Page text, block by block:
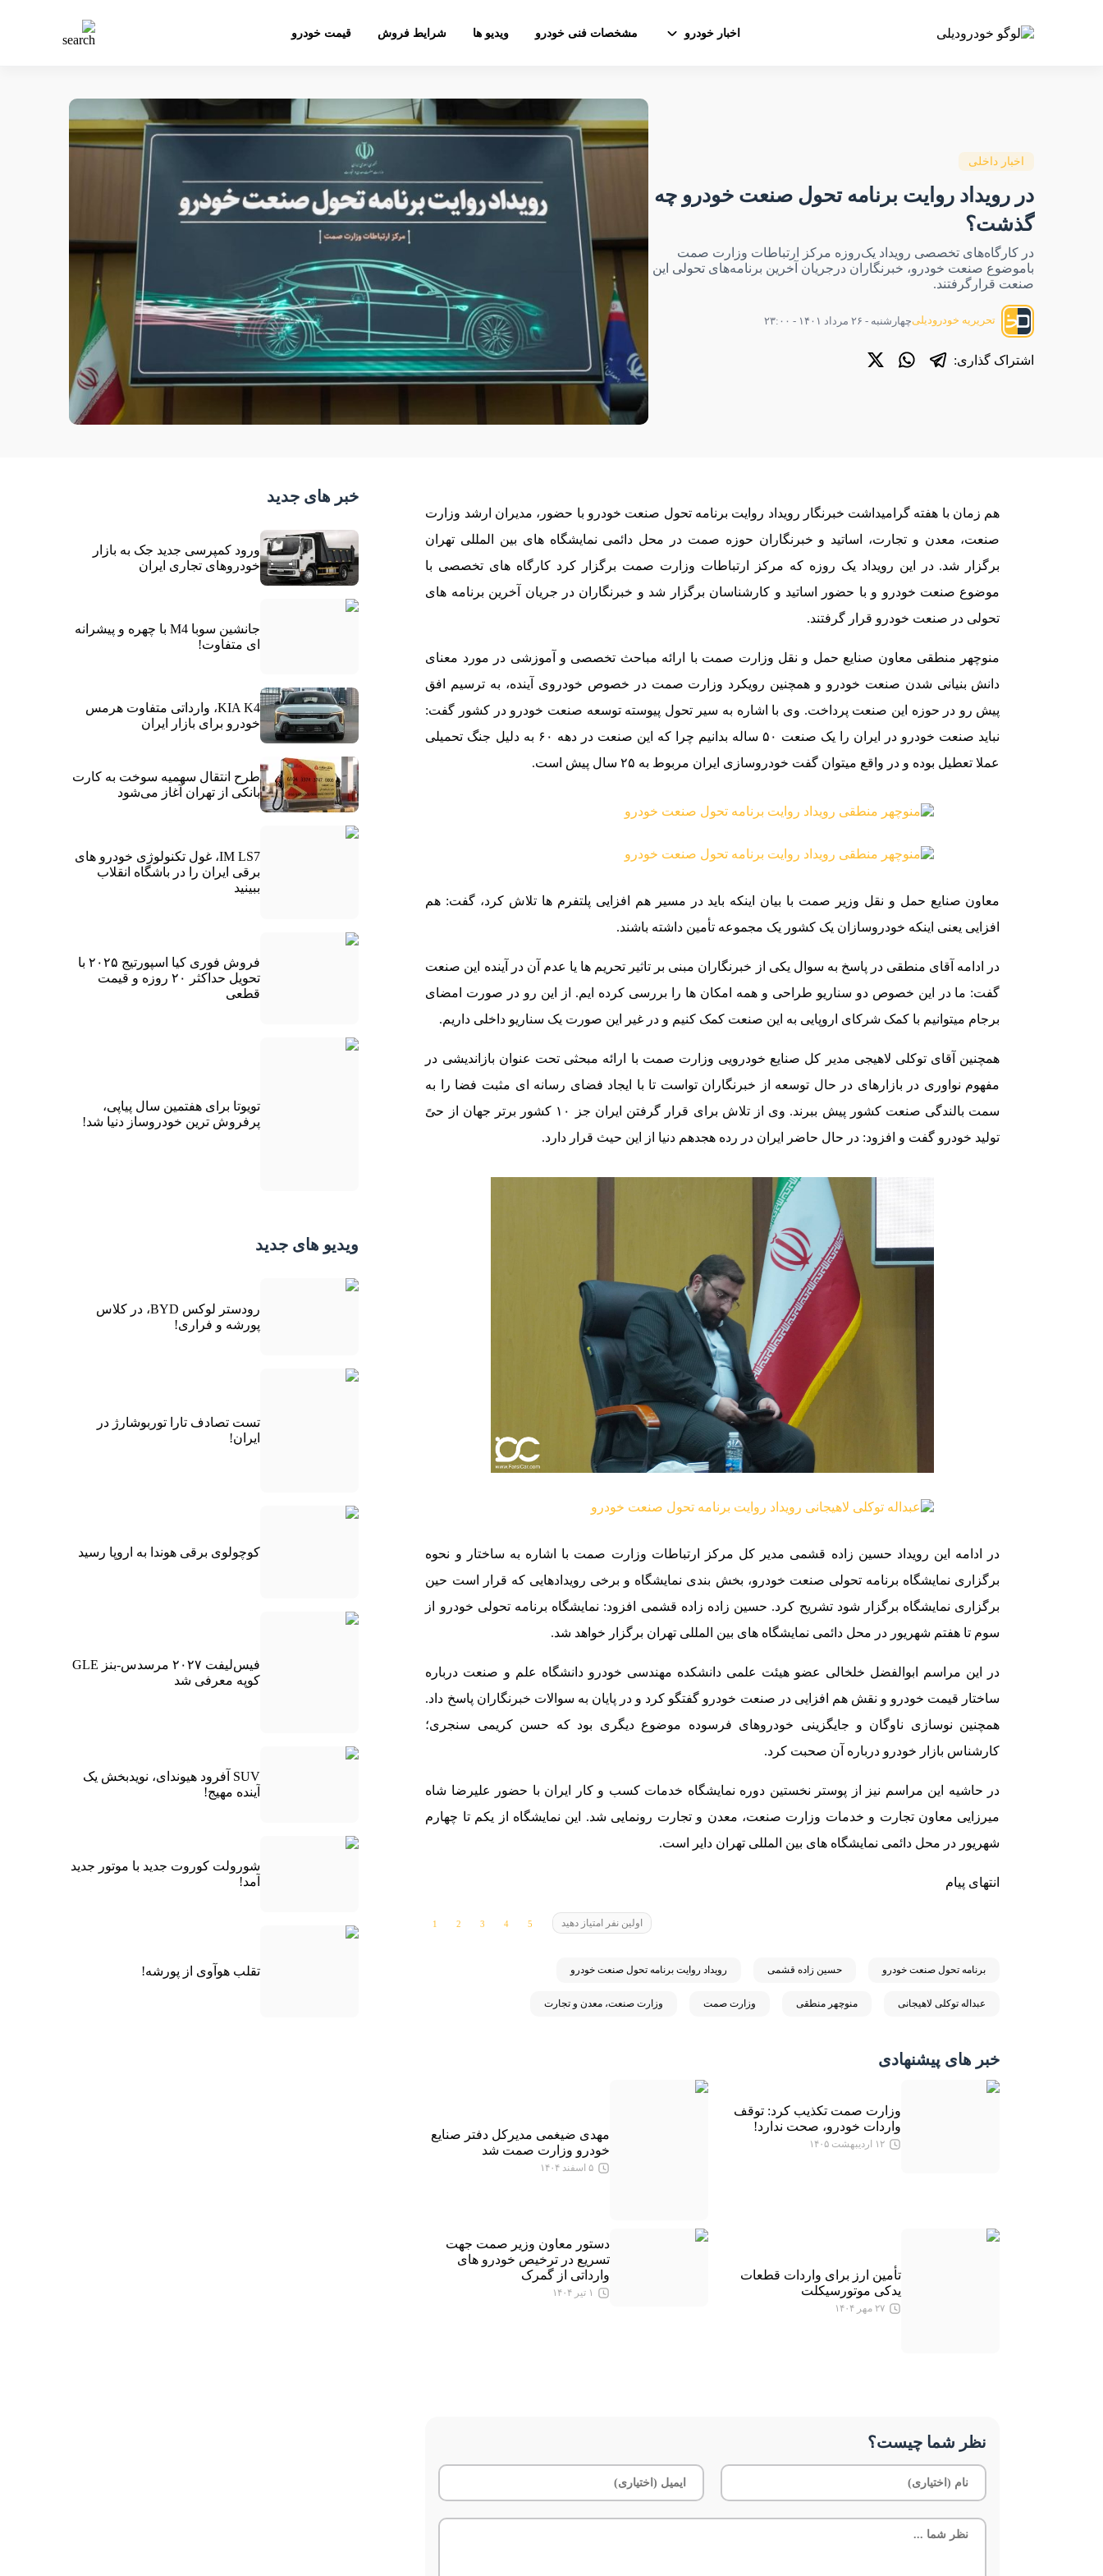
اخبار خودرو مشخصات فنی خودرو ویدیو ها شرایط فروش قیمت خودرو
اخبار داخلی
در رویداد روایت برنامه تحول صنعت خودرو چه
گذشت؟
در کارگاه‌های تخصصی رویداد یک‌روزه مرکز ارتباطات وزارت صمت
باموضوع صنعت خودرو، خبرنگاران درجریان آخرین برنامه‌های تحولی این
صنعت قرارگرفتند.
تحریریه خودرودیلیچهارشنبه - ۲۶ مرداد ۱۴۰۱ - ۲۳:۰۰
اشتراک گذاری:
هم زمان با هفته گرامیداشت خبرنگار رویداد روایت برنامه تحول صنعت خودرو با حضور، مدیران ارشد وزارت
صنعت، معدن و تجارت، اساتید و خبرنگاران حوزه صمت در محل دائمی نمایشگاه های بین المللی تهران
برگزار شد. در این رویداد یک روزه که مرکز ارتباطات وزارت صمت برگزار کرد کارگاه های تخصصی با
موضوع صنعت خودرو و با حضور اساتید و کارشناسان برگزار شد و خبرنگاران در جریان آخرین برنامه های
تحولی در صنعت خودرو قرار گرفتند.
منوچهر منطقی معاون صنایع حمل و نقل وزارت صمت با ارائه مباحث تخصصی و آموزشی در مورد معنای
دانش بنیانی شدن صنعت خودرو و همچنین رویکرد وزارت صمت در خصوص خودروی آینده، به ترسیم افق
پیش رو در حوزه این صنعت پرداخت. وی با اشاره به سیر تحول پیوسته توسعه صنعت خودرو در کشور گفت:
نباید صنعت خودرو در ایران را یک صنعت ۵۰ ساله بدانیم چرا که این صنعت در دهه ۶۰ به دلیل جنگ تحمیلی
عملا تعطیل بوده و در واقع میتوان گفت خودروسازی ایران مربوط به ۲۵ سال پیش است.
معاون صنایع حمل و نقل وزیر صمت با بیان اینکه باید در مسیر هم افزایی پلتفرم ها تلاش کرد، گفت: هم
افزایی یعنی اینکه خودروسازان یک کشور یک مجموعه تأمین داشته باشند.
در ادامه آقای منطقی در پاسخ به سوال یکی از خبرنگاران مبنی بر تاثیر تحریم ها یا عدم آن در آینده این صنعت
گفت: ما در این خصوص دو سناریو طراحی و همه امکان ها را بررسی کرده ایم. از این رو در صورت امضای
برجام میتوانیم با کمک شرکای اروپایی به این صنعت کمک کنیم و در غیر این صورت یک سناریو داخلی داریم.
همچنین آقای توکلی لاهیجی مدیر کل صنایع خودرویی وزارت صمت با ارائه مبحثی تحت عنوان بازاندیشی در
مفهوم نواوری در بازارهای در حال توسعه از خبرنگاران تواست تا با ایجاد فضای رسانه ای مثبت فضا را به
سمت بالندگی صنعت کشور پیش ببرند. وی از تلاش برای قرار گرفتن ایران جز ۱۰ کشور برتر جهان از حیً
تولید خودرو گفت و افزود: در حال حاضر ایران در رده هجدهم دنیا از این حیث قرار دارد.
در ادامه این رویداد حسین زاده قشمی مدیر کل مرکز ارتباطات وزارت صمت با اشاره به ساختار و نحوه
برگزاری نمایشگاه برنامه تحولی صنعت خودرو، بخش بندی نمایشگاه و برخی رویدادهایی که قرار است حین‌
برگزاری نمایشگاه برگزار شود تشریح کرد. حسین زاده زاده قشمی افزود: نمایشگاه برنامه تحولی خودرو از
سوم تا هفتم شهریور در محل دائمی نمایشگاه های بین المللی تهران برگزار خواهد شد.
در این مراسم ابوالفضل خلخالی عضو هیئت علمی دانشکده مهندسی خودرو دانشگاه علم و صنعت درباره
ساختار قیمت خودرو و نقش هم افزایی در صنعت خودرو گفتگو کرد و در پایان به سوالات خبرنگاران پاسخ داد.
همچنین نوسازی ناوگان و جایگزینی خودروهای فرسوده موضوع دیگری بود که حسن کریمی سنجری؛
کارشناس بازار خودرو درباره آن صحبت کرد.
در حاشیه این مراسم نیز از پوستر نخستین دوره نمایشگاه خدمات کسب و کار ایران با حضور علیرضا شاه
میرزایی معاون تجارت و خدمات وزارت صنعت، معدن و تجارت رونمایی شد. این نمایشگاه از یکم تا چهارم
شهریور در محل دائمی نمایشگاه های بین المللی تهران دایر است.
انتهای پیام
اولین نفر امتیاز دهید
برنامه تحول صنعت خودرو حسین زاده قشمی رویداد روایت برنامه تحول صنعت خودرو
عبداله توکلی لاهیجانی منوچهر منطقی وزارت صمت وزارت صنعت، معدن و تجارت
خبر های پیشنهادی
وزارت صمت تکذیب کرد: توقف
واردات خودرو، صحت ندارد!
۱۲ اردیبهشت ۱۴۰۵
مهدی ضیغمی مدیرکل دفتر صنایع
خودرو وزارت صمت شد
۵ اسفند ۱۴۰۴
تأمین ارز برای واردات قطعات
یدکی موتورسیکلت
۲۷ مهر ۱۴۰۴
دستور معاون وزیر صمت جهت
تسریع در ترخیص خودرو های
وارداتی از گمرک
۱ تیر ۱۴۰۴
نظر شما چیست؟
خبر های جدید
ورود کمپرسی جدید جک به بازار
خودروهای تجاری ایران
جانشین سوبا M4 با چهره و پیشرانه
ای متفاوت!
KIA K4، وارداتی متفاوت هرمس
خودرو برای بازار ایران
طرح انتقال سهمیه سوخت به کارت
بانکی از تهران آغاز می‌شود
IM LS7، غول تکنولوژی خودرو های
برقی ایران را در باشگاه انقلاب
ببینید
فروش فوری کیا اسپورتیج ۲۰۲۵ با
تحویل حداکثر ۲۰ روزه و قیمت
قطعی
تویوتا برای هفتمین سال پیاپی،
پرفروش ترین خودروساز دنیا شد!
ویدیو های جدید
رودستر لوکس BYD، در کلاس
پورشه و فراری!
تست تصادف تارا توربوشارژ در
ایران!
کوچولوی برقی هوندا به اروپا رسید
فیس‌لیفت ۲۰۲۷ مرسدس-بنز GLE
کوپه معرفی شد
SUV آفرود هیوندای، نویدبخش یک
آینده مهیج!
شورولت کوروت جدید با موتور جدید
آمد!
تقلب هوآوی از پورشه!